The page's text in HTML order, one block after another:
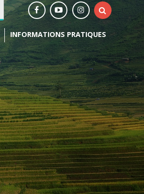
INFORMATIONS PRATIQUES